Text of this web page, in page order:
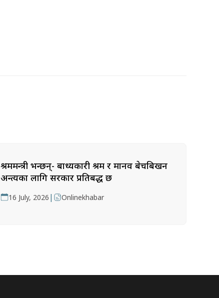
श्रममन्त्री भन्छन्- बाध्यकारी श्रम र मानव बेचबिखन
अन्त्यका लागि सरकार प्रतिबद्ध छ
16 July, 2026 | Onlinekhabar